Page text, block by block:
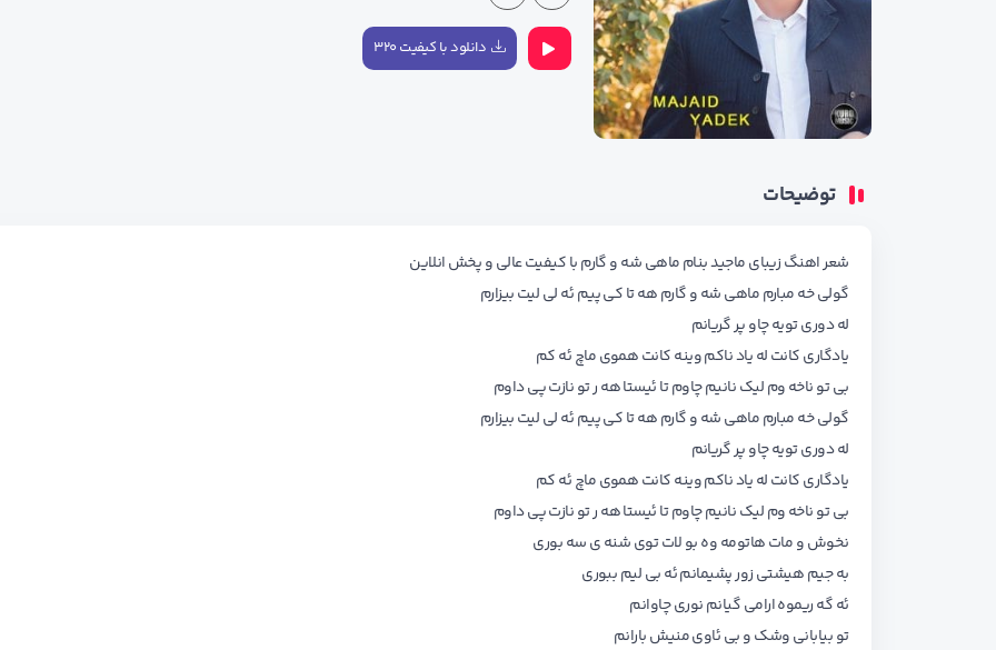
دانلود با کیفیت ۳۲۰
توضیحات
شعر اهنگ زیبای ماجید بنام ماهی شه و گارم با کیفیت عالی و پخش انلاین
گولی خه مبارم ماهی شه و گارم هه تا کی پیم ئه لی لیت بیزارم
له دوری تویه چاو پر گریانم
یادگاری کانت له یاد ناکم وینه کانت هموی ماچ ئه کم
بی تو ناخه وم لیک نانیم چاوم تا ئیستا هه ر تو نازت پی داوم
گولی خه مبارم ماهی شه و گارم هه تا کی پیم ئه لی لیت بیزارم
له دوری تویه چاو پر گریانم
یادگاری کانت له یاد ناکم وینه کانت هموی ماچ ئه کم
بی تو ناخه وم لیک نانیم چاوم تا ئیستا هه ر تو نازت پی داوم
نخوش و مات هاتومه وه بو لات توی شنه ی سه بوری
به جیم هیشتی زور پشیمانم ئه بی لیم ببوری
ئه گه ریموه ارامی گیانم نوری چاوانم
تو بیابانی وشک و بی ئاوی منیش بارانم